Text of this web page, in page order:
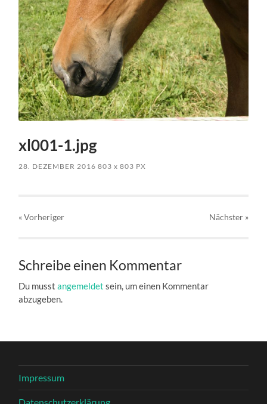
xl001-1.jpg
28. DEZEMBER 2016 803x 803 PX
« Vorheriger Nächster »
Schreibe einen Kommentar
Du musstangemeldet sein, um einen Kommentar
abzugeben.
Impressum